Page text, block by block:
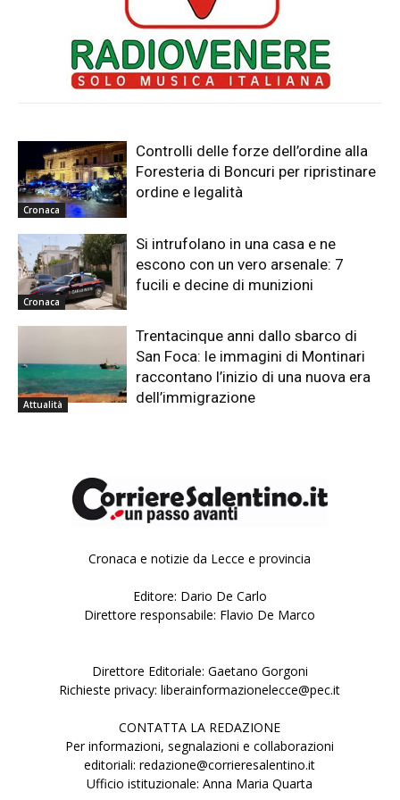
Cronaca
Controlli delle forze dell’ordine alla
Foresteria di Boncuri per ripristinare
ordine e legalità
Cronaca
Si intrufolano in una casa e ne
escono con un vero arsenale: 7
fucili e decine di munizioni
Attualità
Trentacinque anni dallo sbarco di
San Foca: le immagini di Montinari
raccontano l’inizio di una nuova era
dell’immigrazione
Cronaca e notizie da Lecce e provincia
Editore: Dario De Carlo
Direttore responsabile: Flavio De Marco
Direttore Editoriale: Gaetano Gorgoni
Richieste privacy: liberainformazionelecce@pec.it
CONTATTA LA REDAZIONE
Per informazioni, segnalazioni e collaborazioni
editoriali: redazione@corrieresalentino.it
Ufficio istituzionale: Anna Maria Quarta